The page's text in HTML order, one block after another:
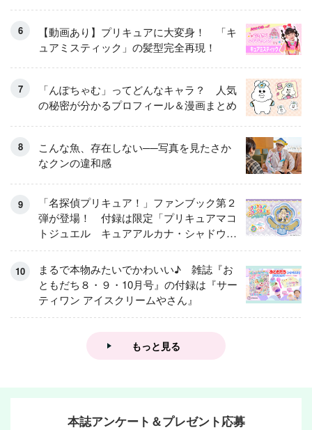
【動画あり】プリキュアに大変身！ 「キ
ュアミスティック」の髪型完全再現！
「んぽちゃむ」ってどんなキャラ？ 人気
の秘密が分かるプロフィール＆漫画まとめ
こんな魚、存在しない──写真を見たさか
なクンの違和感
「名探偵プリキュア！」ファンブック第２
弾が登場！ 付録は限定「プリキュアマコ
トジュエル キュアアルカナ・シャドウ
アイスver.」 キュアエクレールを大特
集！
まるで本物みたいでかわいい♪ 雑誌『お
ともだち８・９・10月号』の付録は『サー
ティワン アイスクリームやさん』
もっと見る
本誌アンケート＆プレゼント応募